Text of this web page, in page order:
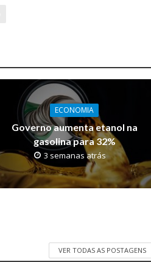
ECONOMIA
Governo aumenta etanol na
gasolina para 32%
3 semanas atrás
VER TODAS AS POSTAGENS